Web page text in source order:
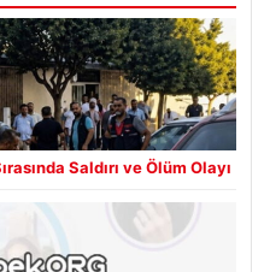
Saldırı ve Ölüm Olayı